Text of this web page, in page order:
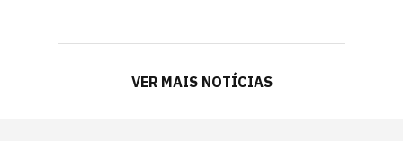
VER MAIS NOTÍCIAS